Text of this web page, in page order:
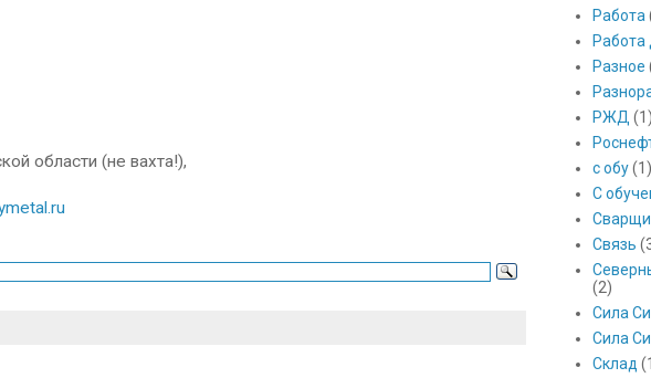
области (не вахта!),
Работа
Работа
Разное
РЖД
с обу (1)
С
Связь
(2)
Сила
Сила
Склад